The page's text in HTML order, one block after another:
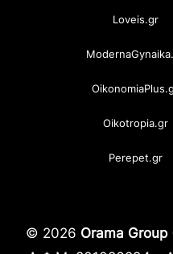
Loveis.gr
Oikotropia.gr
Perepet.gr
© 2026 Orama Group